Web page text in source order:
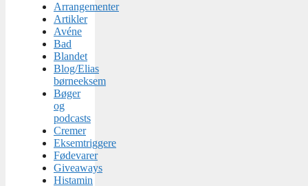
Arrangementer
Artikler
Avéne
Bad
Blandet
Blog/Elias
børneeksem
Bøger
og
podcasts
Cremer
Eksemtriggere
Fødevarer
Giveaways
Histamin